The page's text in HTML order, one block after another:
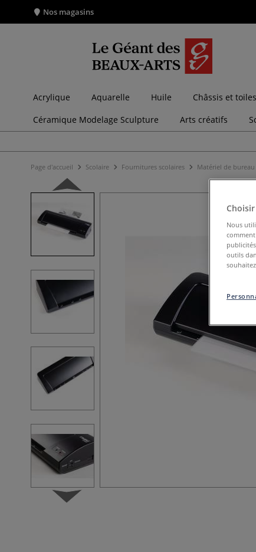
Nos magasins
Acrylique Aquarelle Huile Châssis et toiles
Céramique Modelage Sculpture
Arts créatifs
Page d'accueil Scolaire Fournitures scolaires Matériel de bureau
Nous
outils